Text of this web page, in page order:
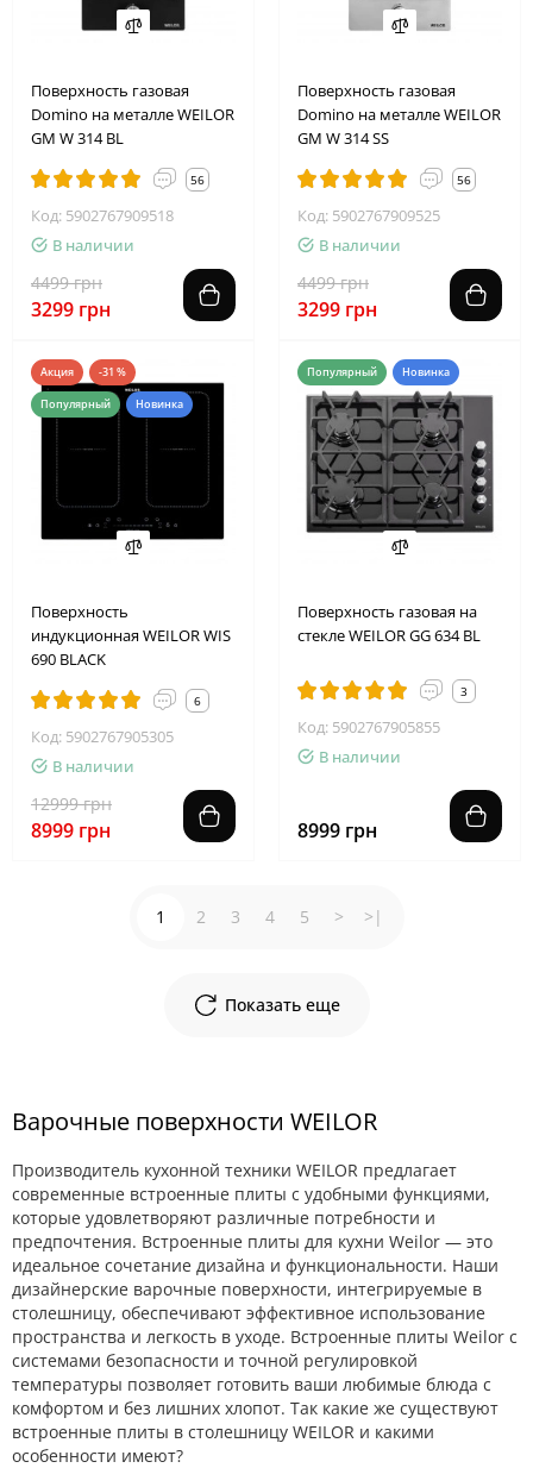
Поверхность газовая
Domino на металле WEILOR
GM W 314 BL
56
Код: 5902767909518
В наличии
4499 грн
3299 грн
Поверхность газовая
Domino на металле WEILOR
GM W 314 SS
56
Код: 5902767909525
В наличии
4499 грн
3299 грн
Акция -31 %
Популярный Новинка
Поверхность
индукционная WEILOR WIS
690 BLACK
6
Код: 5902767905305
В наличии
12999 грн
8999 грн
Популярный Новинка
Поверхность газовая на
стекле WEILOR GG 634 BL
3
Код: 5902767905855
В наличии
8999 грн
Показать еще
1 2 3 4 5 > >|
Варочные поверхности WEILOR
Производитель кухонной техники WEILOR предлагает
современные встроенные плиты с удобными функциями,
которые удовлетворяют различные потребности и
предпочтения. Встроенные плиты для кухни Weilor — это
идеальное сочетание дизайна и функциональности. Наши
дизайнерские варочные поверхности, интегрируемые в
столешницу, обеспечивают эффективное использование
пространства и легкость в уходе. Встроенные плиты Weilor с
системами безопасности и точной регулировкой
температуры позволяет готовить ваши любимые блюда с
комфортом и без лишних хлопот. Так какие же существуют
встроенные плиты в столешницу WEILOR и какими
особенности имеют?